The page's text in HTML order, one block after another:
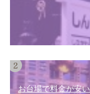
お台場で料金が安